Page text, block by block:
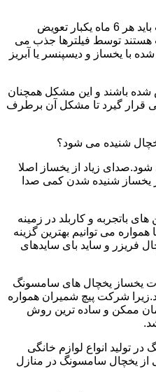
همانطور که می دانید فیلترهای آب باید هر 6 ماه یکبار تعویض
هستند توسط فیلترها جذب می
با یخساز و دیسپنسر یا آبریز
باشند و این مشکل همچنان
قرار گیرد تا مشکل آن برطرف
شنیده می شود؟
زیاد از یخساز اصلا
یخساز شنیده شدن کمی صدا
باتجربه و کاربلد در زمینه
می توانیم بهترین گزینه
فریزر و ساید بای سایدهای
یخساز یخچال های سامسونگ
شرکت پیچ شمیران همواره
ممکن و ساده ترین روش
تولید انواع لوازم خانگی
از یخچال سامسونگ در منازل